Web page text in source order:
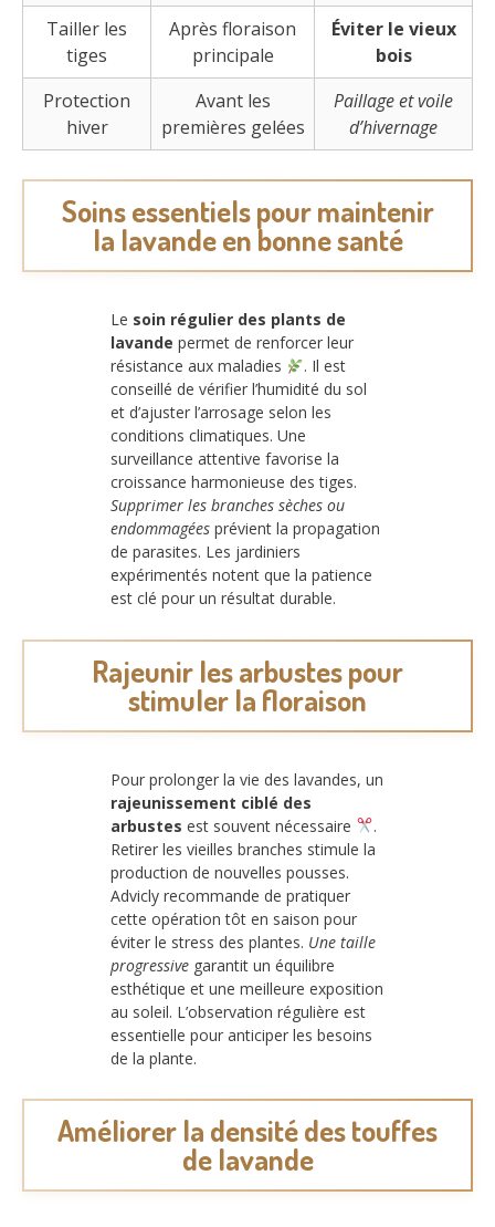
Tailler les
tiges
Après floraison
principale
Éviter le vieux
bois
Protection
hiver
Avant les
premières gelées
Paillage et voile
d’hivernage
Soins essentiels pour maintenir
la lavande en bonne santé
Le soin régulier des plants de
lavande permet de renforcer leur
résistance aux maladies
. Il est
conseillé de vérifier l’humidité du sol
et d’ajuster l’arrosage selon les
conditions climatiques. Une
surveillance attentive favorise la
croissance harmonieuse des tiges.
Supprimer les branches sèches ou
endommagées prévient la propagation
de parasites. Les jardiniers
expérimentés notent que la patience
est clé pour un résultat durable.
Rajeunir les arbustes pour
stimuler la floraison
Pour prolonger la vie des lavandes, un
rajeunissement ciblé des
arbustes est souvent nécessaire
.
Retirer les vieilles branches stimule la
production de nouvelles pousses.
Advicly recommande de pratiquer
cette opération tôt en saison pour
éviter le stress des plantes. Une taille
progressive garantit un équilibre
esthétique et une meilleure exposition
au soleil. L’observation régulière est
essentielle pour anticiper les besoins
de la plante.
Améliorer la densité des touffes
de lavande